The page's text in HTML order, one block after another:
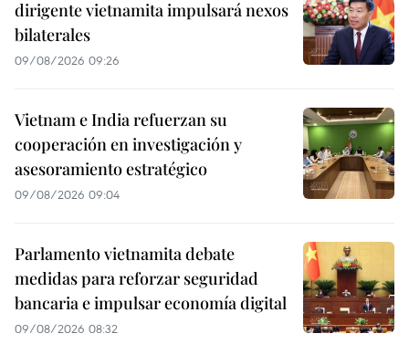
dirigente vietnamita impulsará nexos
bilaterales
09/08/2026 09:26
Vietnam e India refuerzan su
cooperación en investigación y
asesoramiento estratégico
09/08/2026 09:04
Parlamento vietnamita debate
medidas para reforzar seguridad
bancaria e impulsar economía digital
09/08/2026 08:32